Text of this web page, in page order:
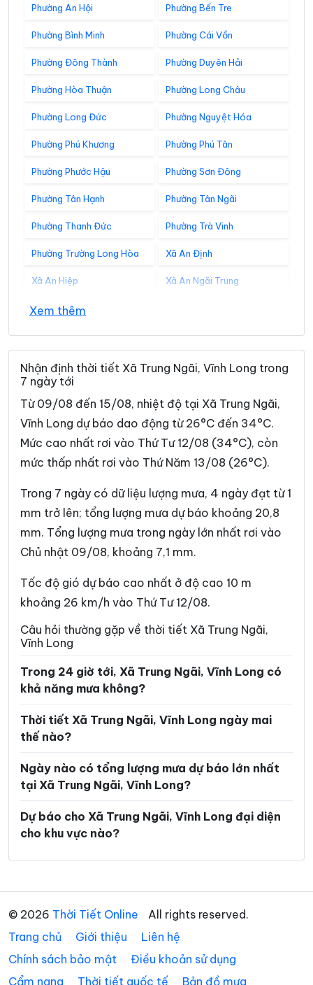
Phường An Hội Phường Bến Tre
Phường Bình Minh Phường Cái Vồn
Phường Đông Thành Phường Duyên Hải
Phường Hòa Thuận Phường Long Châu
Phường Long Đức Phường Nguyệt Hóa
Phường Phú Khương Phường Phú Tân
Phường Phước Hậu Phường Sơn Đông
Phường Tân Hạnh Phường Tân Ngãi
Phường Thanh Đức Phường Trà Vinh
Phường Trường Long Hòa Xã An Định
Xã An Hiệp Xã An Ngãi Trung
Xã An Phú Tân
Xã Ba Tri Xã Bảo Thạnh
Xã Bình Đại Xã Bình Phú
Xã Bình Phước
Xã Cái Nhum Xã Càng Long
Xã Cầu Kè Xã Cầu Ngang
Xã Châu Hòa Xã Châu Hưng
Xã Châu Thành Xã Chợ Lách
Xã Đại An Xã Đại Điền
Xã Đôn Châu Xã Đông Hải
Xã Đồng Khởi Xã Giao Long
Xã Giồng Trôm Xã Hàm Giang
Xã Hiệp Mỹ Xã Hiếu Phụng
Xã Hòa Hiệp
Xã Hùng Hòa Xã Hưng Khánh Trung
Xã Hưng Mỹ
Xã Hương Mỹ Xã Lộc Thuận
Xã Long Hiệp Xã Long Hồ
Xã Long Hòa
Xã Lương Phú Xã Lưu Nghiệp Anh
Xã Mỏ Cày Xã Mỹ Chánh Hòa
Xã Mỹ Long Xã Mỹ Thuận
Xem thêm
Nhận định thời tiết Xã Trung Ngãi, Vĩnh Long trong
7 ngày tới
Từ 09/08 đến 15/08, nhiệt độ tại Xã Trung Ngãi,
Vĩnh Long dự báo dao động từ 26°C đến 34°C.
Mức cao nhất rơi vào Thứ Tư 12/08 (34°C), còn
mức thấp nhất rơi vào Thứ Năm 13/08 (26°C).
Trong 7 ngày có dữ liệu lượng mưa, 4 ngày đạt từ 1
mm trở lên; tổng lượng mưa dự báo khoảng 20,8
mm. Tổng lượng mưa trong ngày lớn nhất rơi vào
Chủ nhật 09/08, khoảng 7,1 mm.
Tốc độ gió dự báo cao nhất ở độ cao 10 m
khoảng 26 km/h vào Thứ Tư 12/08.
Câu hỏi thường gặp về thời tiết Xã Trung Ngãi,
Vĩnh Long
Trong 24 giờ tới, Xã Trung Ngãi, Vĩnh Long có
khả năng mưa không?
Thời tiết Xã Trung Ngãi, Vĩnh Long ngày mai
thế nào?
Ngày nào có tổng lượng mưa dự báo lớn nhất
tại Xã Trung Ngãi, Vĩnh Long?
Dự báo cho Xã Trung Ngãi, Vĩnh Long đại diện
cho khu vực nào?
© 2026 Thời Tiết Online
All rights reserved.
Trang chủ
Giới thiệu
Liên hệ
Chính sách bảo mật
Điều khoản sử dụng
Cẩm nang
Thời tiết quốc tế Bản đồ mưa